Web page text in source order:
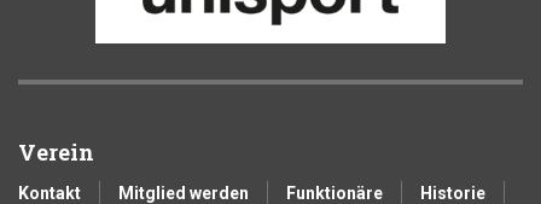
Verein
Kontakt Mitglied werden Funktionäre
Historie